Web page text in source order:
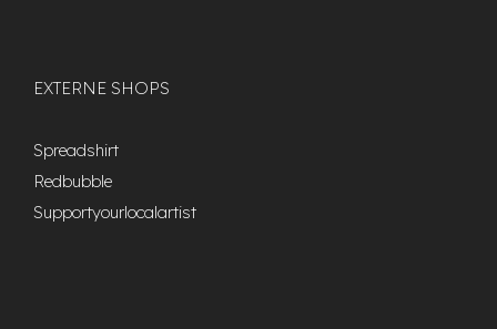
EXTERNE SHOPS
Spreadshirt
Redbubble
Supportyourlocalartist